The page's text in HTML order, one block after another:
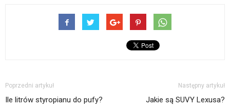
Poprzedni artykuł
Ile litrów styropianu do pufy?
Następny artykuł
Jakie są SUVY Lexusa?